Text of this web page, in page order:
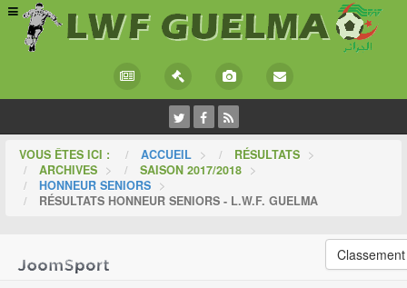
VOUS ÊTES ICI : ACCUEIL > RÉSULTATS >
ARCHIVES > SAISON 2017/2018 >
HONNEUR SENIORS >
RÉSULTATS HONNEUR SENIORS - L.W.F. GUELMA
Classement